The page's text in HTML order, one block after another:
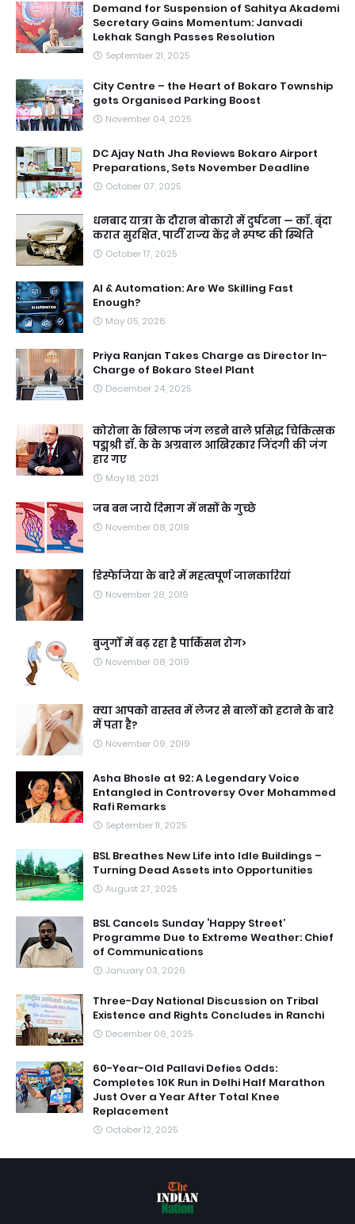
Demand for Suspension of Sahitya Akademi
Secretary Gains Momentum: Janvadi
Lekhak Sangh Passes Resolution
September 21, 2025
City Centre – the Heart of Bokaro Township
gets Organised Parking Boost
November 04, 2025
DC Ajay Nath Jha Reviews Bokaro Airport
Preparations, Sets November Deadline
October 07, 2025
धनबाद यात्रा के दौरान बोकारो में दुर्घटना — काॅ. बृंदा
करात सुरक्षित, पार्टी राज्य केंद्र ने स्पष्ट की स्थिति
October 17, 2025
AI & Automation: Are We Skilling Fast
Enough?
May 05, 2026
Priya Ranjan Takes Charge as Director In-
Charge of Bokaro Steel Plant
December 24, 2025
कोरोना के खिलाफ जंग लडने वाले प्रसिद्ध चिकित्सक
पद्मश्री डॉ. के के अग्रवाल आखिरकार जिंदगी की जंग
हार गए
May 18, 2021
जब बन जाये दिमाग में नसों के गुच्छे
November 08, 2019
डिस्फेजिया के बारे में महत्वपूर्ण जानकारियां
November 28, 2019
बुजुर्गों में बढ़ रहा है पार्किंसन रोग>
November 08, 2019
क्या आपको वास्तव में लेजर से बालों को हटाने के बारे
में पता है?
November 09, 2019
Asha Bhosle at 92: A Legendary Voice
Entangled in Controversy Over Mohammed
Rafi Remarks
September 11, 2025
BSL Breathes New Life into Idle Buildings –
Turning Dead Assets into Opportunities
August 27, 2025
BSL Cancels Sunday ‘Happy Street’
Programme Due to Extreme Weather: Chief
of Communications
January 03, 2026
Three-Day National Discussion on Tribal
Existence and Rights Concludes in Ranchi
December 06, 2025
60-Year-Old Pallavi Defies Odds:
Completes 10K Run in Delhi Half Marathon
Just Over a Year After Total Knee
Replacement
October 12, 2025